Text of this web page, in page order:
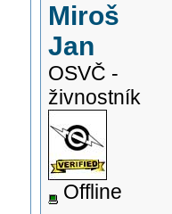
Miroš
Jan
OSVČ -
živnostník
Offline